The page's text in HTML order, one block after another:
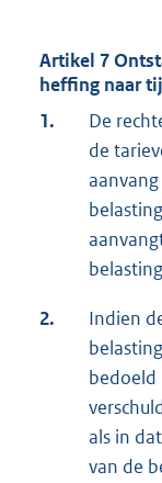
Artikel 7
heffing naar
1.
De
de
2.
Indien
bedoeld
als in
van de